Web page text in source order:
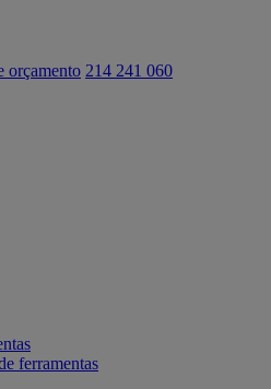
orçamento 214 241 060
ferramentas